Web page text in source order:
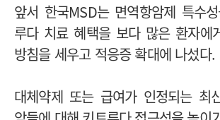
앞서 한국MSD는 면역항암제 특수
루다 치료 혜택을 보다 많은 환자에
방침을 세우고 적응증 확대에 나섰다.
대체약제 또는 급여가 인정되는 최